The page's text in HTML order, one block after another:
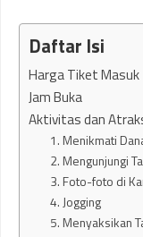
Daftar Isi
Harga Tiket Masuk
Jam Buka
Aktivitas dan
1. Menikmati
2. Mengunjungi
3. Foto-foto di
4. Jogging
5. Menyaksikan